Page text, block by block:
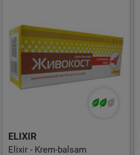
ELIXIR
Elixir - Krem-balsam